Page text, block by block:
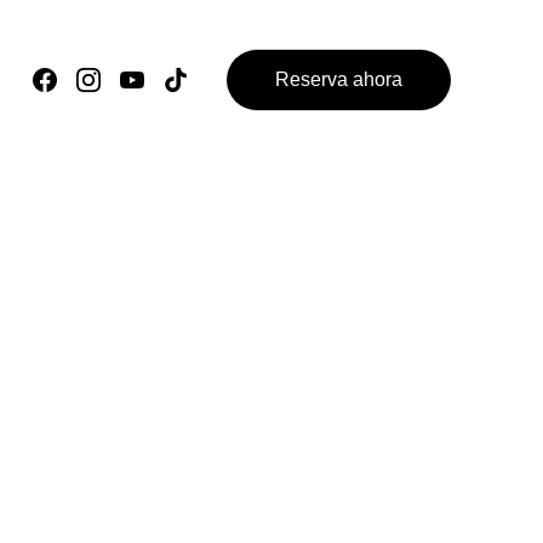
Reserva ahora